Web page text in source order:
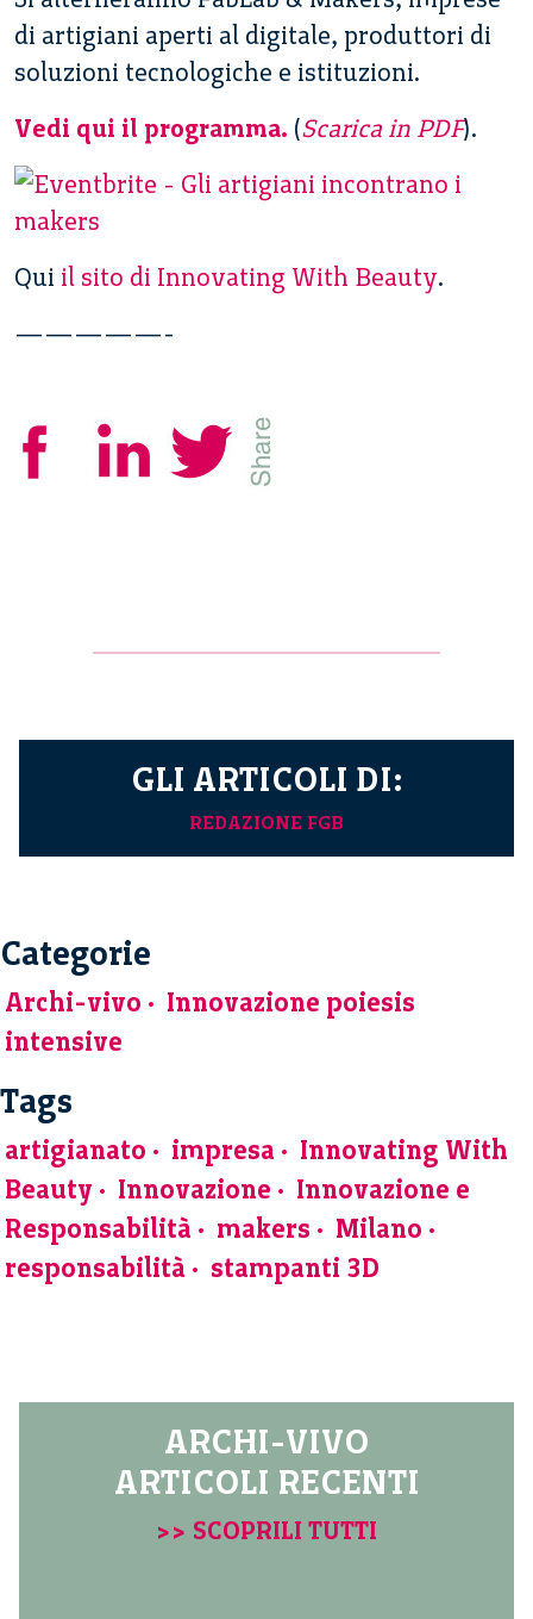
di artigiani aperti al digitale, produttori di
soluzioni tecnologiche e istituzioni.
Vedi qui il programma. (Scarica in PDF).
Qui il sito di Innovating With Beauty.
—————-
GLI ARTICOLI DI:
REDAZIONE FGB
Categorie
Archi-vivo
Innovazione poiesis
intensive
Tags
artigianato impresa
Innovating With
Beauty
Innovazione
Innovazione e
Responsabilità
makers
Milano
responsabilità
stampanti 3D
ARCHI-VIVO
ARTICOLI RECENTI
>> SCOPRILI TUTTI